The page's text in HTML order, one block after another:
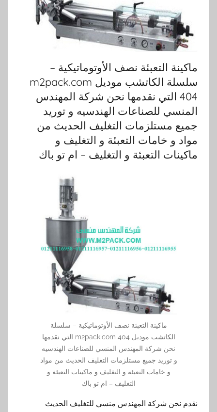
ماكينة التعبئة نصف الأوتوماتيكية –
سلسلة الكاتشب موديل m2pack.com
404 التي نقدمها نحن شركة المهندس
المنسي للصناعات الهندسيه و توريد
جميع مستلزمات التغليف الحديث من
مواد و خامات التعبئة و التغليف و
ماكينات التعبئة و التغليف – ام تو باك
ماكينة التعبئة نصف الأوتوماتيكية – سلسلة
الكاتشب موديل m2pack.com 404 التي نقدمها
نحن شركة المهندس المنسي للصناعات الهندسيه
و توريد جميع مستلزمات التغليف الحديث من مواد
و خامات التعبئة و التغليف و ماكينات التعبئة و
التغليف – ام تو باك
نقدم نحن شركة المهندس منسي للتغليف الحديث